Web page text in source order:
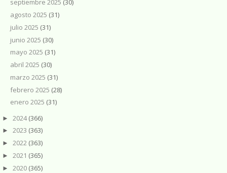
septiembre 2025 (30)
agosto 2025 (31)
julio 2025 (31)
junio 2025 (30)
mayo 2025 (31)
abril 2025 (30)
marzo 2025 (31)
febrero 2025 (28)
enero 2025 (31)
► 2024(366)
► 2023 (363)
► 2022 (363)
► 2021 (365)
► 2020 (365)